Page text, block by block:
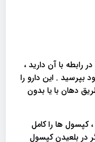
رابطه با آن دارید ،
بپرسید . این دارو را
دهان با یا بدون
کپسول ها را کامل
در بلعیدن کپسول